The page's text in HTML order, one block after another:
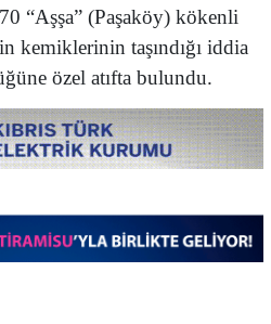
“Aşşa” (Paşaköy) kökenli
kemiklerinin taşındığı iddia
özel atıfta bulundu.